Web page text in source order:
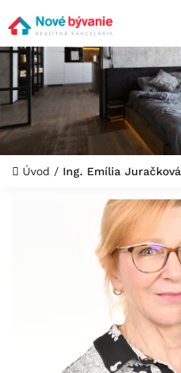
Úvod / Ing. Emília Juračková